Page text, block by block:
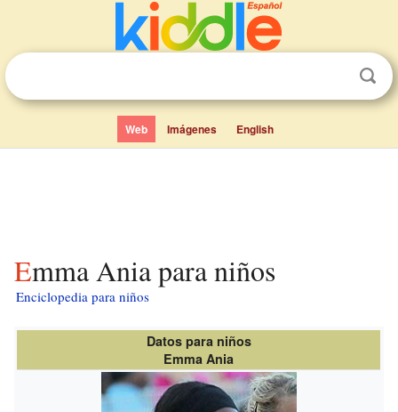
Web Imágenes English
Emma Ania para niños
Enciclopedia para niños
Datos para niños
Emma Ania